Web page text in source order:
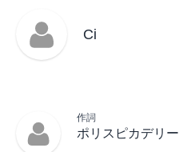
Ci
作詞
ポリスピカデリー